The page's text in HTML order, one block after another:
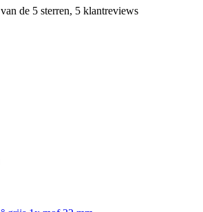
de 5 sterren, 5 klantreviews